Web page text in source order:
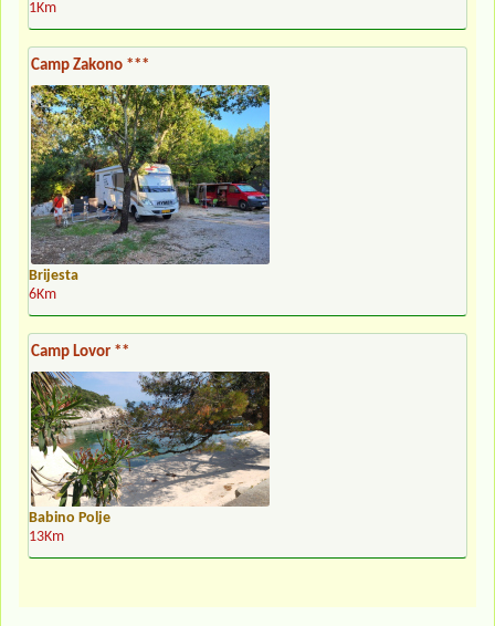
1Km
Camp Zakono ***
Brijesta
6Km
Camp Lovor **
Babino Polje
13Km